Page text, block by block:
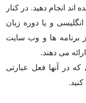
انجام دهید. در کنار
و یا دوره زبان
برنامه ها و وب سایت
می دهند.
در آنها فعل عبارتی